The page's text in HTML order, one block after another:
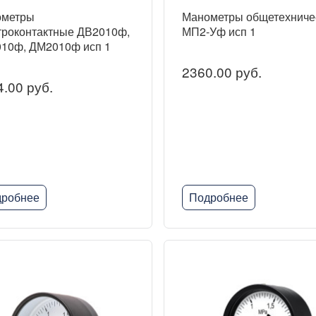
ДВ2010ф,
ДМ2010ф исп 1
руб.
Манометры
МП2-Уф исп 1
2360.00 руб.
Подробнее